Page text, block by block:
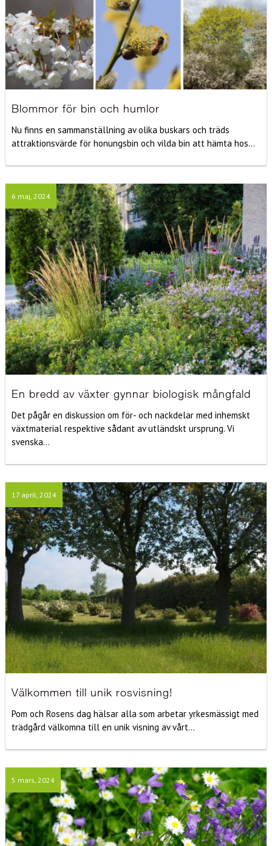
Blommor för bin och humlor
Nu finns en sammanställning av olika buskars och träds
attraktionsvärde för honungsbin och vilda bin att hämta hos...
6 maj, 2024
En bredd av växter gynnar biologisk mångfald
Det pågår en diskussion om för- och nackdelar med inhemskt
växtmaterial respektive sådant av utländskt ursprung. Vi
svenska...
17 april, 2024
Välkommen till unik rosvisning!
Pom och Rosens dag hälsar alla som arbetar yrkesmässigt med
trädgård välkomna till en unik visning av vårt...
5 mars, 2024